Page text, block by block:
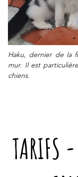
Haku, dernier de la
mur. Il est
chiens.